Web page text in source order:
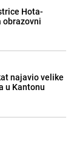
Hota-
obrazovni
najavio velike
u Kantonu